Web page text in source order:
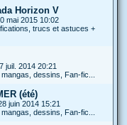
Horizon V
mai 2015 10:02
trucs et astuces +
juil. 2014 20:21
dessins, Fan-fic...
(été)
juin 2014 15:21
dessins, Fan-fic...